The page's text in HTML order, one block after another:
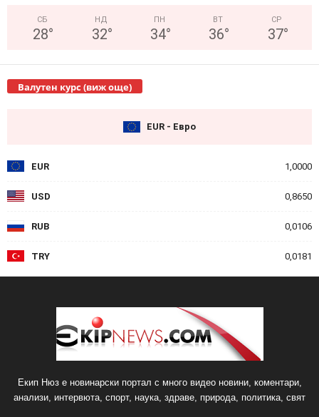
СБ
28°
НД
32°
ПН
34°
ВТ
36°
СР
37°
Валутен курс (виж още)
EUR - Евро
EUR 1,0000
USD 0,8650
RUB 0,0106
TRY 0,0181
Екип Нюз е новинарски портал с много видео новини, коментари,
анализи, интервюта, спорт, наука, здраве, природа, политика, свят